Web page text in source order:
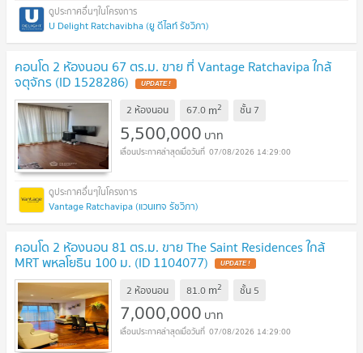
U Delight Ratchavibha (ยู ดีไลท์ รัชวิภา)
คอนโด 2 ห้องนอน 67 ตร.ม. ขาย ที่ Vantage Ratchavipa ใกล้
จตุจักร (ID 1528286)
2 ห้องนอน 67.0 m2 ชั้น 7
5,500,000 บาท
07/08/2026 14:29:00
Vantage Ratchavipa (แวนเทจ รัชวิภา)
คอนโด 2 ห้องนอน 81 ตร.ม. ขาย The Saint Residences ใกล้
MRT พหลโยธิน 100 ม. (ID 1104077)
2 ห้องนอน 81.0 m2 ชั้น 5
7,000,000 บาท
07/08/2026 14:29:00